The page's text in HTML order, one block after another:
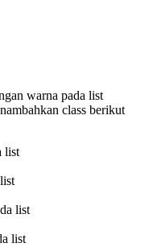
warna pada list
class berikut
list
list
list